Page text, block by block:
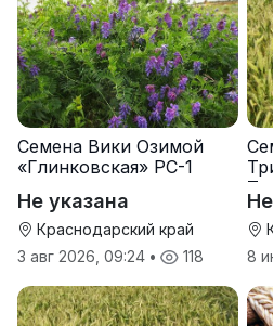
Семена Вики Озимой
«Глинковская» РС-1
Не указана
Краснодарский край
3 авг 2026, 09:24 • 118
8